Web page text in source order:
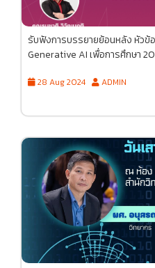
รับฟังการบรรยายย้อนหลัง หัวข้
Generative AI เพื่อการศึกษา
28 Aug 2024 ADMIN